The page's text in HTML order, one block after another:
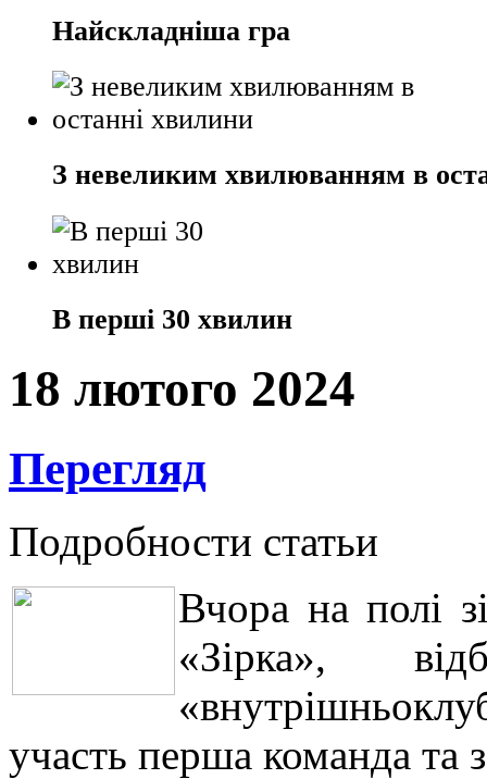
Найскладніша гра
З невеликим хвилюванням в
В перші 30 хвилин
18 лютого 2024
Перегляд
Подробности статьи
Вчора на полі
«Зірка»,
участь перша команда та